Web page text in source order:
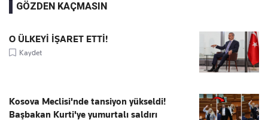
GÖZDEN KAÇMASIN
O ÜLKEYİ İŞARET ETTİ!
Kaydet
Kosova Meclisi'nde tansiyon yükseldi!
Başbakan Kurti'ye yumurtalı saldırı